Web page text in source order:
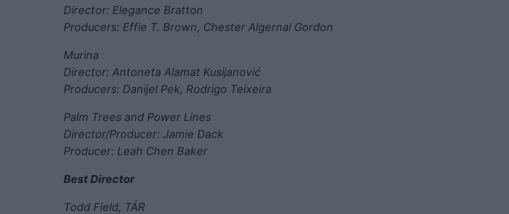
Director: Elegance Bratton
Producers: Effie T. Brown, Chester Algernal Gordon
Murina
Director: Antoneta Alamat Kusijanović
Producers: Danijel Pek, Rodrigo Teixeira
Palm Trees and Power Lines
Director/Producer: Jamie Dack
Producer: Leah Chen Baker
Best Director
Todd Field, TÁR